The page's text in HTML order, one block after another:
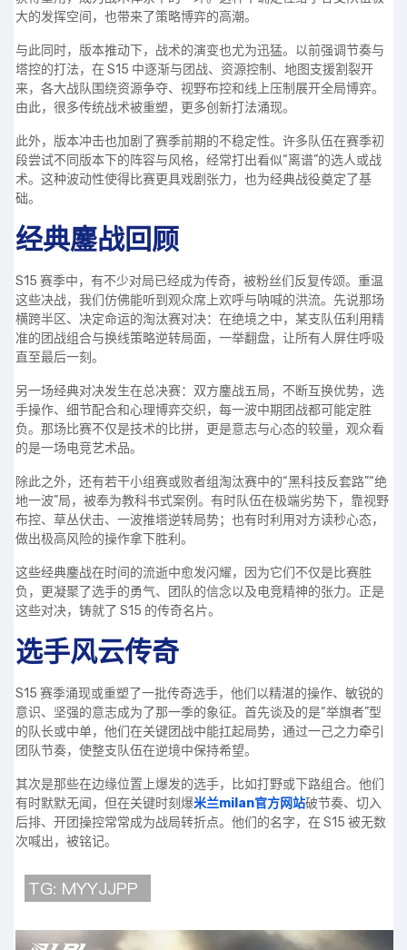
大的发挥空间，也带来了策略博弈的高潮。
与此同时，版本推动下，战术的演变也尤为迅猛。以前强调节奏与
塔控的打法，在 S15 中逐渐与团战、资源控制、地图支援割裂开
来，各大战队围绕资源争夺、视野布控和线上压制展开全局博弈。
由此，很多传统战术被重塑，更多创新打法涌现。
此外，版本冲击也加剧了赛季前期的不稳定性。许多队伍在赛季初
段尝试不同版本下的阵容与风格，经常打出看似“离谱”的选人或战
术。这种波动性使得比赛更具戏剧张力，也为经典战役奠定了基
础。
经典鏖战回顾
S15 赛季中，有不少对局已经成为传奇，被粉丝们反复传颂。重温
这些决战，我们仿佛能听到观众席上欢呼与呐喊的洪流。先说那场
横跨半区、决定命运的淘汰赛对决：在绝境之中，某支队伍利用精
准的团战组合与换线策略逆转局面，一举翻盘，让所有人屏住呼吸
直至最后一刻。
另一场经典对决发生在总决赛：双方鏖战五局，不断互换优势，选
手操作、细节配合和心理博弈交织，每一波中期团战都可能定胜
负。那场比赛不仅是技术的比拼，更是意志与心态的较量，观众看
的是一场电竞艺术品。
除此之外，还有若干小组赛或败者组淘汰赛中的“黑科技反套路”“绝
地一波”局，被奉为教科书式案例。有时队伍在极端劣势下，靠视野
布控、草丛伏击、一波推塔逆转局势；也有时利用对方读秒心态，
做出极高风险的操作拿下胜利。
这些经典鏖战在时间的流逝中愈发闪耀，因为它们不仅是比赛胜
负，更凝聚了选手的勇气、团队的信念以及电竞精神的张力。正是
这些对决，铸就了 S15 的传奇名片。
选手风云传奇
S15 赛季涌现或重塑了一批传奇选手，他们以精湛的操作、敏锐的
意识、坚强的意志成为了那一季的象征。首先谈及的是“举旗者”型
的队长或中单，他们在关键团战中能扛起局势，通过一己之力牵引
团队节奏，使整支队伍在逆境中保持希望。
其次是那些在边缘位置上爆发的选手，比如打野或下路组合。他们
有时默默无闻，但在关键时刻爆米兰milan官方网站破节奏、切入
后排、开团操控常常成为战局转折点。他们的名字，在 S15 被无数
次喊出，被铭记。